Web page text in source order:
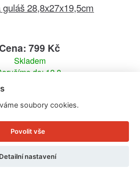
28,8x27x19,5cm
Cena: 799 Kč
Skladem
do: 12.8.
soubory cookies.
Povolit vše
Detailní nastavení